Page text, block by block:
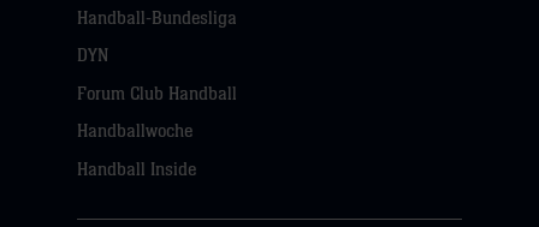
Navigation
öffnen,
dann
klicken
Handball-Bundesliga
DYN
Forum Club Handball
Handballwoche
Handball Inside